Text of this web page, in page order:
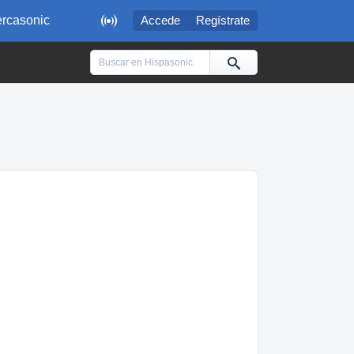
 Accede Regístrate